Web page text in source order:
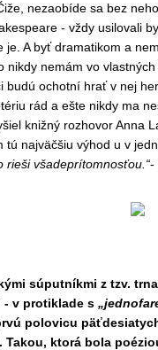
nezaobíde sa bez
- vždy usilovali
je. A byť dramatikom a
nikdy nemám vo
budú ochotní hrať v nej
rád a ešte nikdy ma
knižný rozhovor Anna
tú najväčšiu výhod u v
rieši všadeprítomnosťou.“-
súputníkmi z tzv.
- v protiklade s
polovicu
ktorá bola